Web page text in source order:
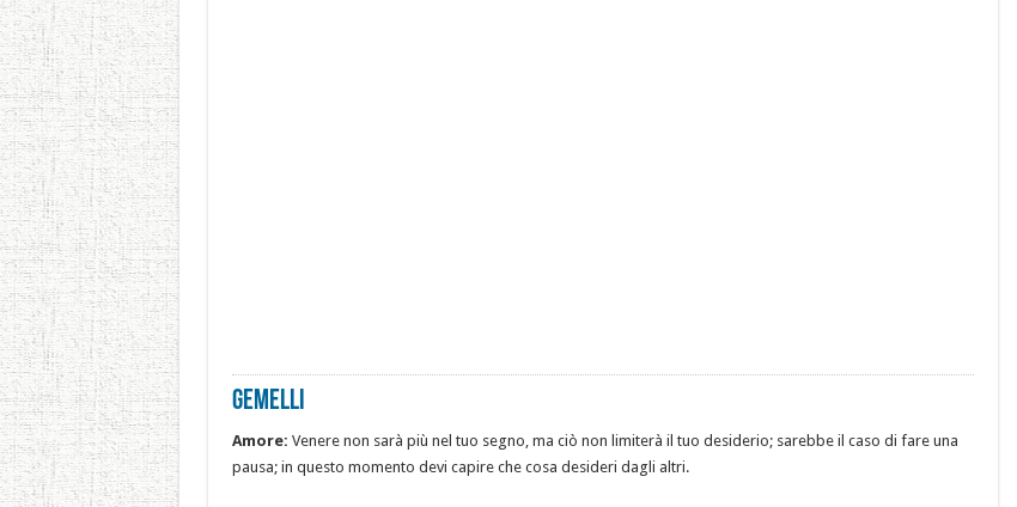
Gemelli
Amore: Venere non sarà più nel tuo segno, ma ciò non limiterà il tuo desiderio; sarebbe il caso di fare una
pausa; in questo momento devi capire che cosa desideri dagli altri.